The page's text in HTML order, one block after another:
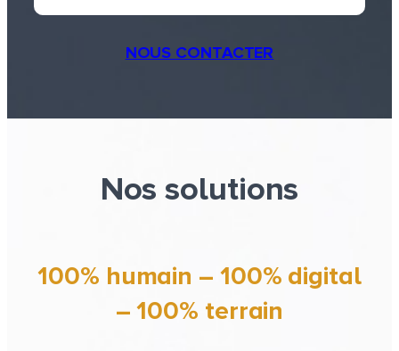
NOUS CONTACTER
Nos solutions
100% humain – 100% digital
– 100% terrain